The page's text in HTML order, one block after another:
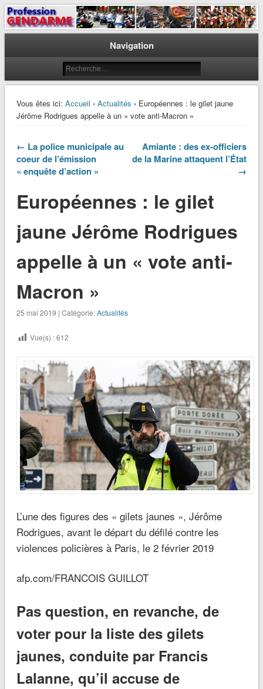
Profession Gendarme
Le journal des gendarmes
Navigation
Vous êtes ici: Accueil › Actualités › Européennes : le gilet jaune
Jérôme Rodrigues appelle à un « vote anti-Macron »
← La police municipale au
coeur de l’émission
« enquête d’action »
Amiante : des ex-officiers
de la Marine attaquent l’État
→
Européennes : le gilet
jaune Jérôme Rodrigues
appelle à un « vote anti-
Macron »
25 mai 2019 | Catégorie:Actualités
Vue(s) :612
L’une des figures des « gilets jaunes », Jérôme
Rodrigues, avant le départ du défilé contre les
violences policières à Paris, le 2 février 2019
afp.com/FRANCOIS GUILLOT
Pas question, en revanche, de
voter pour la liste des gilets
jaunes, conduite par Francis
Lalanne, qu’il accuse de